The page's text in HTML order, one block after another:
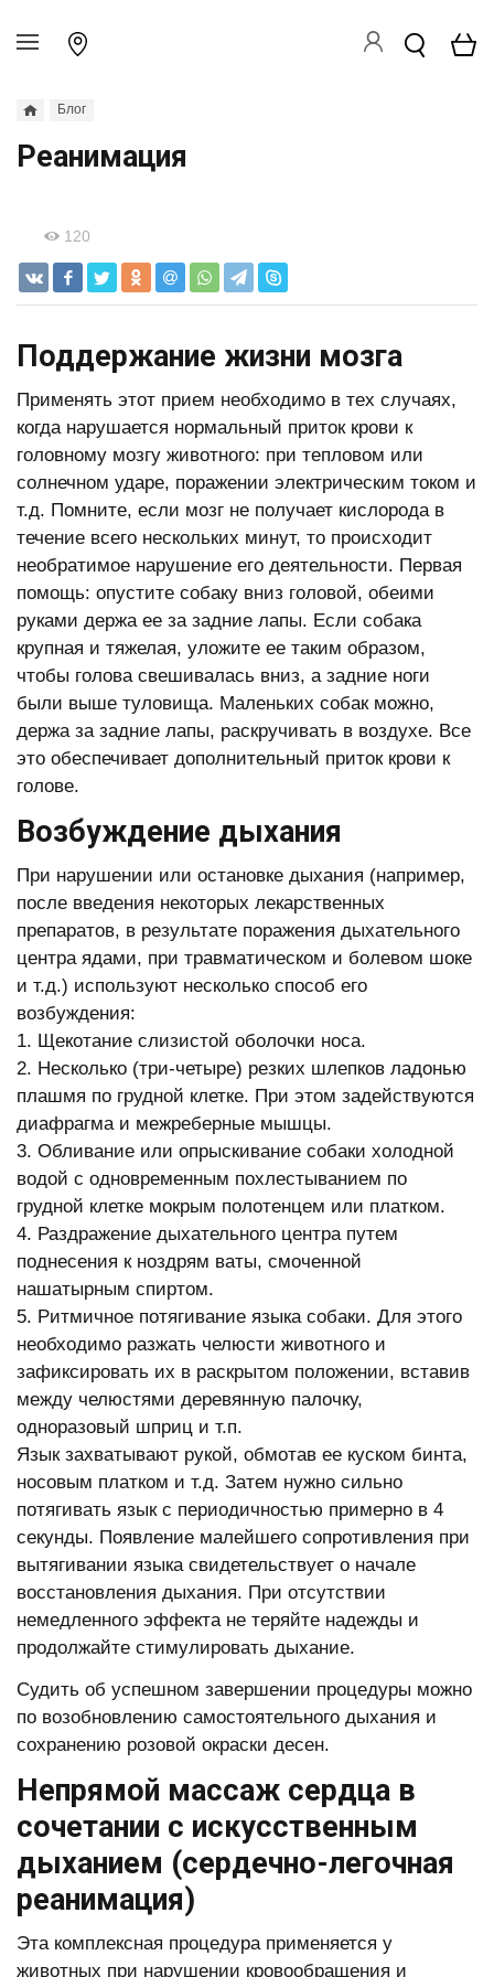
Блог
Реанимация
120
Поддержание жизни мозга
Применять этот прием необходимо в тех случаях,
когда нарушается нормальный приток крови к
головному мозгу животного: при тепловом или
солнечном ударе, поражении электрическим током и
т.д. Помните, если мозг не получает кислорода в
течение всего нескольких минут, то происходит
необратимое нарушение его деятельности. Первая
помощь: опустите собаку вниз головой, обеими
руками держа ее за задние лапы. Если собака
крупная и тяжелая, уложите ее таким образом,
чтобы голова свешивалась вниз, а задние ноги
были выше туловища. Маленьких собак можно,
держа за задние лапы, раскручивать в воздухе. Все
это обеспечивает дополнительный приток крови к
голове.
Возбуждение дыхания
При нарушении или остановке дыхания (например,
после введения некоторых лекарственных
препаратов, в результате поражения дыхательного
центра ядами, при травматическом и болевом шоке
и т.д.) используют несколько способ его
возбуждения:
1. Щекотание слизистой оболочки носа.
2. Несколько (три-четыре) резких шлепков ладонью
плашмя по грудной клетке. При этом задействуются
диафрагма и межреберные мышцы.
3. Обливание или опрыскивание собаки холодной
водой с одновременным похлестыванием по
грудной клетке мокрым полотенцем или платком.
4. Раздражение дыхательного центра путем
поднесения к ноздрям ваты, смоченной
нашатырным спиртом.
5. Ритмичное потягивание языка собаки. Для этого
необходимо разжать челюсти животного и
зафиксировать их в раскрытом положении, вставив
между челюстями деревянную палочку,
одноразовый шприц и т.п.
Язык захватывают рукой, обмотав ее куском бинта,
носовым платком и т.д. Затем нужно сильно
потягивать язык с периодичностью примерно в 4
секунды. Появление малейшего сопротивления при
вытягивании языка свидетельствует о начале
восстановления дыхания. При отсутствии
немедленного эффекта не теряйте надежды и
продолжайте стимулировать дыхание.
Судить об успешном завершении процедуры можно
по возобновлению самостоятельного дыхания и
сохранению розовой окраски десен.
Непрямой массаж сердца в
сочетании с искусственным
дыханием (сердечно-легочная
реанимация)
Эта комплексная процедура применяется у
животных при нарушении кровообращения и